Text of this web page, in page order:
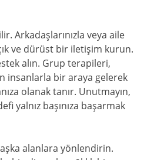
Arkadaşlarınızla veya aile
ve dürüst bir iletişim kurun.
alın. Grup terapileri,
insanlarla bir araya gelerek
olanak tanır. Unutmayın,
yalnız başınıza başarmak
alanlara yönlendirin.